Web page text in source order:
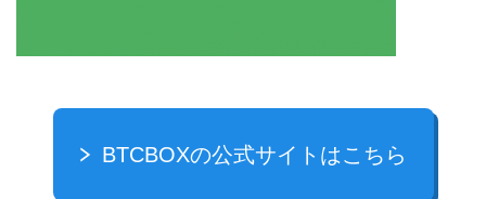
BTCBOXの公式サイトはこちら